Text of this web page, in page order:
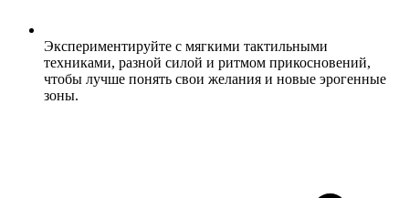
Экспериментируйте с мягкими тактильными
техниками, разной силой и ритмом прикосновений,
чтобы лучше понять свои желания и новые эрогенные
зоны.